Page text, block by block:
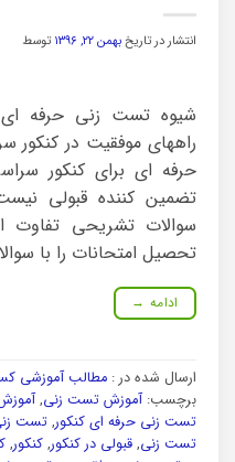
انتشار در تاریخبهمن ۲۲, ۱۳۹۶ توسط
شیوه تست زنی حرفه ای
راههای موفقیت در کنکور
حرفه ای برای کنکور
تضمین کننده قبولی
سوالات تشریحی
تحصیل امتحانات را با
ادامه →
ارسال شده در : مطالب آموزشی
برچسب:آموزش تست زنی,
تست زنی حرفه ای کنکور,تست
تست زنی, قبولی در کنکور, کنکور,